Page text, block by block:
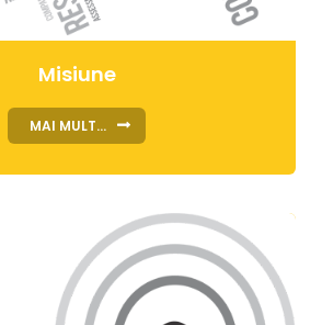
Misiune
MAI MULT...